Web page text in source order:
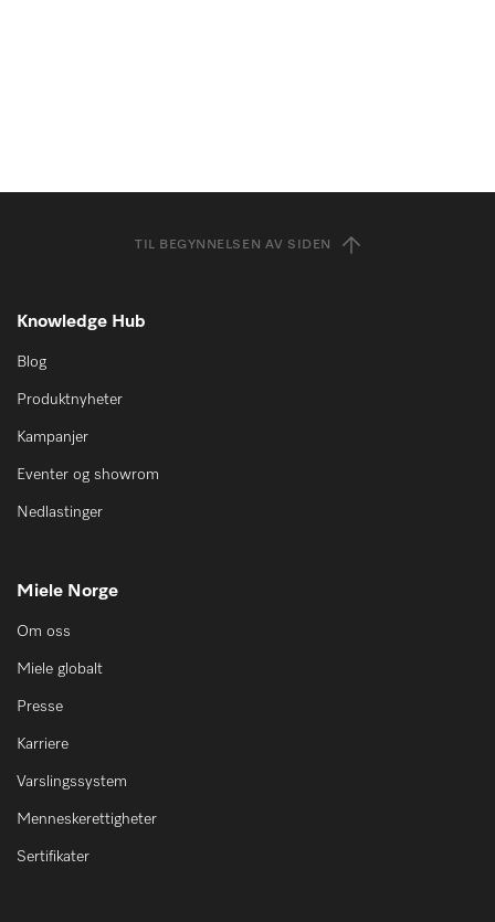
TIL BEGYNNELSEN AV SIDEN
Knowledge Hub
Blog
Produktnyheter
Kampanjer
Eventer og showrom
Nedlastinger
Miele Norge
Om oss
Miele globalt
Presse
Karriere
Varslingssystem
Menneskerettigheter
Sertifikater